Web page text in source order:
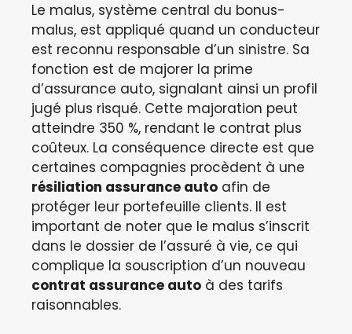
Le malus, système central du bonus-
malus, est appliqué quand un conducteur
est reconnu responsable d’un sinistre. Sa
fonction est de majorer la prime
d’assurance auto, signalant ainsi un profil
jugé plus risqué. Cette majoration peut
atteindre 350 %, rendant le contrat plus
coûteux. La conséquence directe est que
certaines compagnies procèdent à une
résiliation assurance auto afin de
protéger leur portefeuille clients. Il est
important de noter que le malus s’inscrit
dans le dossier de l’assuré à vie, ce qui
complique la souscription d’un nouveau
contrat assurance auto à des tarifs
raisonnables.